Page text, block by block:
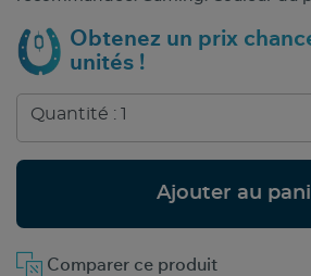
Obtenez un prix
unités !
Ajouter au
Comparer ce produit